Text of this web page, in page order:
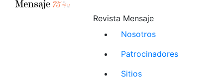
Revista Mensaje
Nosotros
Patrocinadores
Sitios